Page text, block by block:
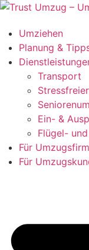
Zum
springen
Umziehen
Planung &
Transport
Ein- &
Flügel-
Für
Für